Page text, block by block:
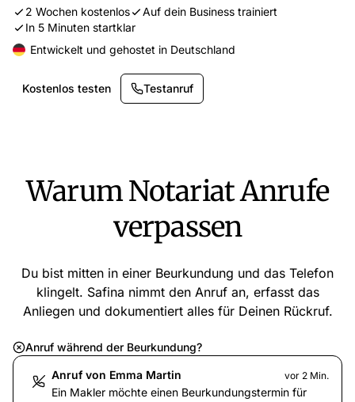
2 Wochen kostenlos
Auf dein Business trainiert
In 5 Minuten startklar
Entwickelt und gehostet in Deutschland
Kostenlos testen Testanruf
Warum Notariat Anrufe
verpassen
Du bist mitten in einer Beurkundung und das Telefon
klingelt. Safina nimmt den Anruf an, erfasst das
Anliegen und dokumentiert alles für Deinen Rückruf.
Anruf während der Beurkundung?
Anruf von Emma Martin vor 2 Min.
Ein Makler möchte einen Beurkundungstermin für